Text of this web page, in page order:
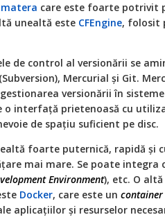
care este foarte potrivit
unealtă este CFEngine, folosit
de control al versionării se
(Subversion), Mercurial și Git.
gestionarea versionării în
o interfață prietenoasă cu
de spațiu suficient pe disc.
foarte puternică, rapidă şi
mai mare. Se poate integra
Environment), etc. O
Docker, care este un container
aplicaţiilor şi resurselor